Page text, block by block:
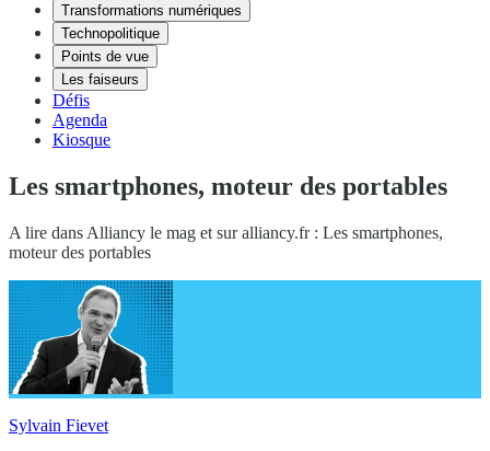
Transformations numériques
Technopolitique
Points de vue
Les faiseurs
Défis
Agenda
Kiosque
Les smartphones, moteur des portables
A lire dans Alliancy le mag et sur alliancy.fr : Les smartphones,
moteur des portables
Sylvain Fievet